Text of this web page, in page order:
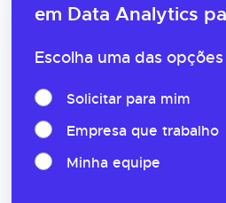
em Data Analytics
Escolha uma das opções
Solicitar para mim
Empresa que trabalho
Minha equipe